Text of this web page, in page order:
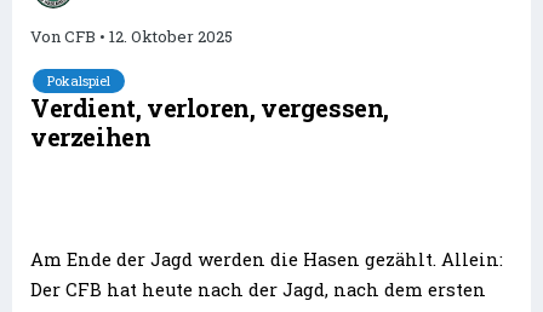
VonCFB • 12. Oktober 2025
Pokalspiel
Verdient, verloren, vergessen,
verzeihen
Am Ende der Jagd werden die Hasen gezählt. Allein:
Der CFB hat heute nach der Jagd, nach dem ersten